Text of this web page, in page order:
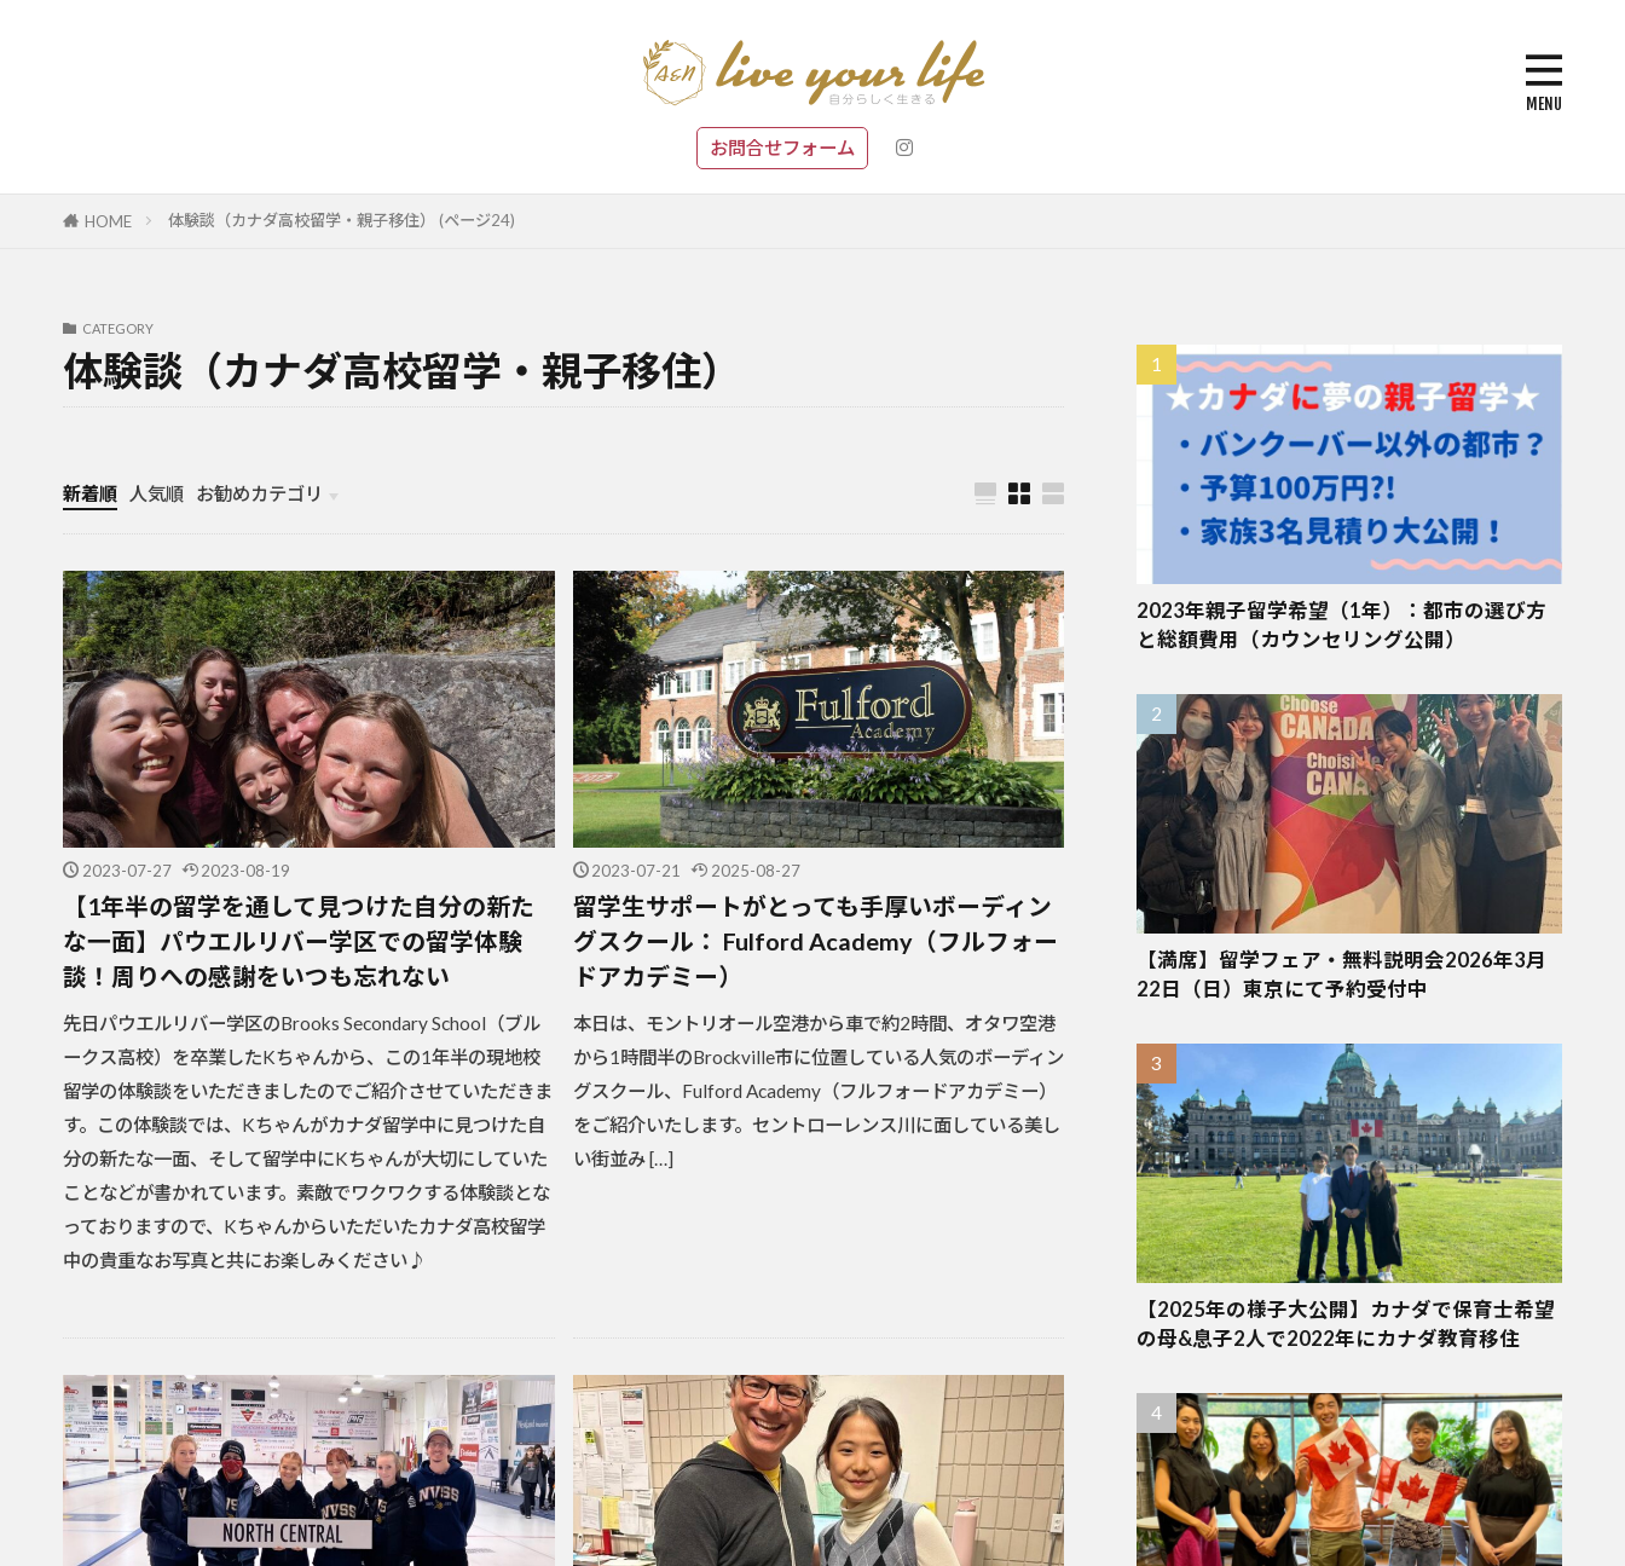
お問合せフォーム
HOME 体験談（カナダ高校留学・親子移住） (ページ24)
CATEGORY
体験談（カナダ高校留学・親子移住）
新着順 人気順
お勧めカテゴリ
カナダ中学・高校留学
カナダ親子留学・教育移住
体験談（カナダ高校留学・親子移住）
カナダ留学カウンセリング内容実例集
2023-07-27 2023-08-19
【1年半の留学を通して見つけた自分の新た
な一面】パウエルリバー学区での留学体験
談！周りへの感謝をいつも忘れない
先日パウエルリバー学区のBrooks Secondary School（ブル
ークス高校）を卒業したKちゃんから、この1年半の現地校
留学の体験談をいただきましたのでご紹介させていただきま
す。この体験談では、Kちゃんがカナダ留学中に見つけた自
分の新たな一面、そして留学中にKちゃんが大切にしていた
ことなどが書かれています。素敵でワクワクする体験談とな
っておりますので、Kちゃんからいただいたカナダ高校留学
中の貴重なお写真と共にお楽しみください♪
2023-07-21 2025-08-27
留学生サポートがとっても手厚いボーディン
グスクール： Fulford Academy（フルフォー
ドアカデミー）
本日は、モントリオール空港から車で約2時間、オタワ空港
から1時間半のBrockville市に位置している人気のボーディン
グスクール、Fulford Academy（フルフォードアカデミー）
をご紹介いたします。セントローレンス川に面している美し
い街並み […]
2023年親子留学希望（1年）：都市の選び方
と総額費用（カウンセリング公開）
【満席】留学フェア・無料説明会2026年3月
22日（日）東京にて予約受付中
【2025年の様子大公開】カナダで保育士希望
の母&息子2人で2022年にカナダ教育移住